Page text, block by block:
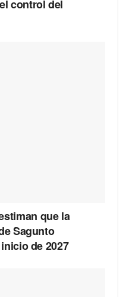
control del
que la
Sagunto
de 2027